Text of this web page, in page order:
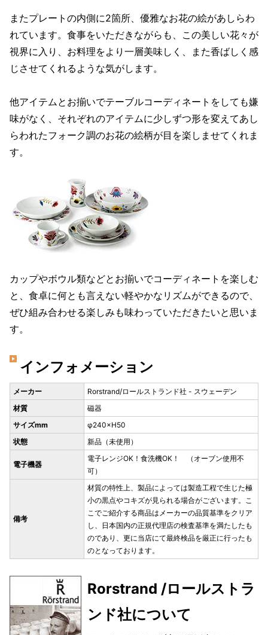
またプレートの内側に2箇所、優雅なお花の絵があしらわ
れています。食事をいただきながらも、この美しい花々が
視界に入り、お料理をより一層美味しく、また香ばしく感
じさせてくれるような気がします。
他アイテムとお揃いでテーブルコーディネートをしても嫌
味がなく、それぞれのアイテムに少しずつ形を変えてあし
らわれたフォーク調のお花の絵柄が目を楽しませてくれま
す。
カップやボウル類などとお揃いでコーディネートを楽しむ
と、食卓に何とも言えない軽やかなリズムができるので、
ぜひ組み合わせる楽しみも味わっていただきたいと思いま
す。
インフォメーション
メーカー
Rorstrand/ロールストランド社 - スウェーデン
材質
磁器
サイズmm
φ240×H50
状態
新品（未使用）
電子機器
電子レンジOK！食洗機OK！ （オーブン使用不
可）
備考
材質の特性上、製品によっては製造工程で生じた極
小の黒点やコキズが見られる場合がございます。こ
こでご紹介する商品はメーカーの品質基準をクリア
し、日本国内の正規代理店の検査基準を満たしたも
のであり、更に当店にて最終検品を厳正に行ったも
のとなっております。
Rorstrand /ロールストラ
ンド社について